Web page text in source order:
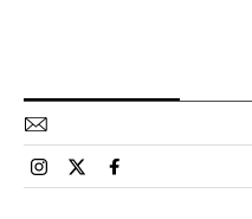
Esportes El País Brasil en
Esportes El País
Esportes El País